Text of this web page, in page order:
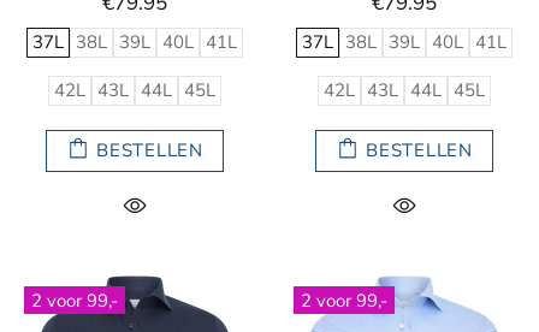
37L 38L 39L 40L 41L
42L 43L 44L 45L
BESTELLEN
37L 38L 39L 40L 41L
42L 43L 44L 45L
BESTELLEN
2 voor 99,- 2 voor 99,-